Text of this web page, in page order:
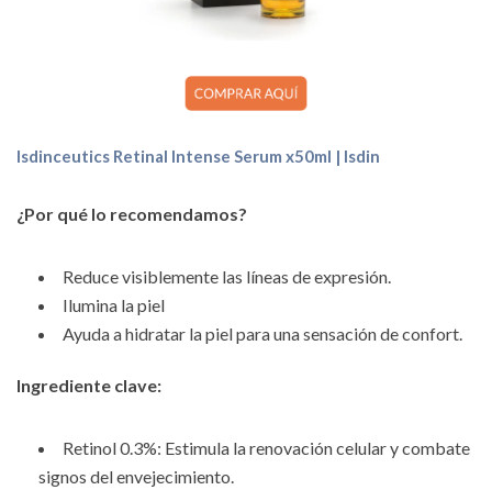
Isdinceutics Retinal Intense Serum x50ml | Isdin
¿Por qué lo recomendamos?
Reduce visiblemente las líneas de expresión.
Ilumina la piel
Ayuda a hidratar la piel para una sensación de confort.
Ingrediente clave:
Retinol 0.3%: Estimula la renovación celular y combate
signos del envejecimiento.